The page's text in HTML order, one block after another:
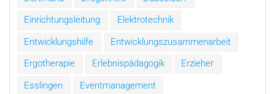
Einrichtungsleitung
Elektrotechnik
Entwicklungshilfe
Entwicklungszusammenarbeit
Ergotherapie
Erlebnispädagogik
Erzieher
Esslingen
Eventmanagement